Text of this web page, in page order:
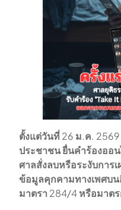
ตั้งแต่วันที่26 ม.ค. 2569
ประชาชนยื่นคำร้องออ
ศาลสั่งลบหรือระงับการ
ข้อมูลคุกคามทางเพศบน
มาตรา 284/4หรือมาต